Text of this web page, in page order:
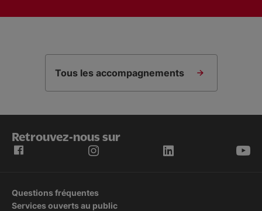
Tous les accompagnements
Retrouvez-nous sur
Questions fréquentes
Services ouverts au public